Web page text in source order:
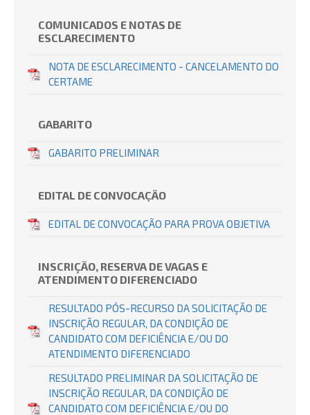
COMUNICADOS E NOTAS DE
ESCLARECIMENTO
NOTA DE ESCLARECIMENTO - CANCELAMENTO DO
CERTAME
GABARITO
GABARITO PRELIMINAR
EDITAL DE CONVOCAÇÃO
EDITAL DE CONVOCAÇÃO PARA PROVA OBJETIVA
INSCRIÇÃO, RESERVA DE VAGAS E
ATENDIMENTO DIFERENCIADO
RESULTADO PÓS-RECURSO DA SOLICITAÇÃO DE
INSCRIÇÃO REGULAR, DA CONDIÇÃO DE
CANDIDATO COM DEFICIÊNCIA E/OU DO
ATENDIMENTO DIFERENCIADO
RESULTADO PRELIMINAR DA SOLICITAÇÃO DE
INSCRIÇÃO REGULAR, DA CONDIÇÃO DE
CANDIDATO COM DEFICIÊNCIA E/OU DO